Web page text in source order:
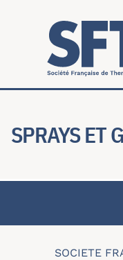
Aller au contenu
SPRAYS ET
SOCIETE